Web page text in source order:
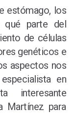
estómago, los
qué parte del
de células
genéticos e
aspectos nos
en
interesante
Martínez para